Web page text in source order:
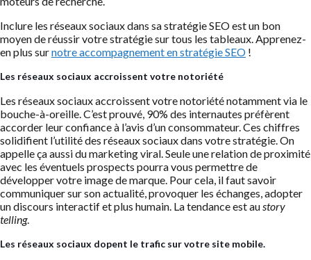
Inclure les réseaux sociaux dans sa stratégie SEO est un bon
moyen de réussir votre stratégie sur tous les tableaux. Apprenez-
en plus surnotre accompagnement en stratégie SEO !
Les réseaux sociaux accroissent votre notoriété
Les réseaux sociaux accroissent votre notoriété notamment via le
bouche-à-oreille. C’est prouvé, 90% des internautes préfèrent
accorder leur confiance à l’avis d’un consommateur. Ces chiffres
solidifient l’utilité des réseaux sociaux dans votre stratégie. On
appelle ça aussi du marketing viral. Seule une relation de proximité
avec les éventuels prospects pourra vous permettre de
développer votre image de marque. Pour cela, il faut savoir
communiquer sur son actualité, provoquer les échanges, adopter
un discours interactif et plus humain. La tendance est au story
telling.
Les réseaux sociaux dopent le trafic sur votre site mobile.